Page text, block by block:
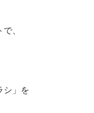
、
シ」を